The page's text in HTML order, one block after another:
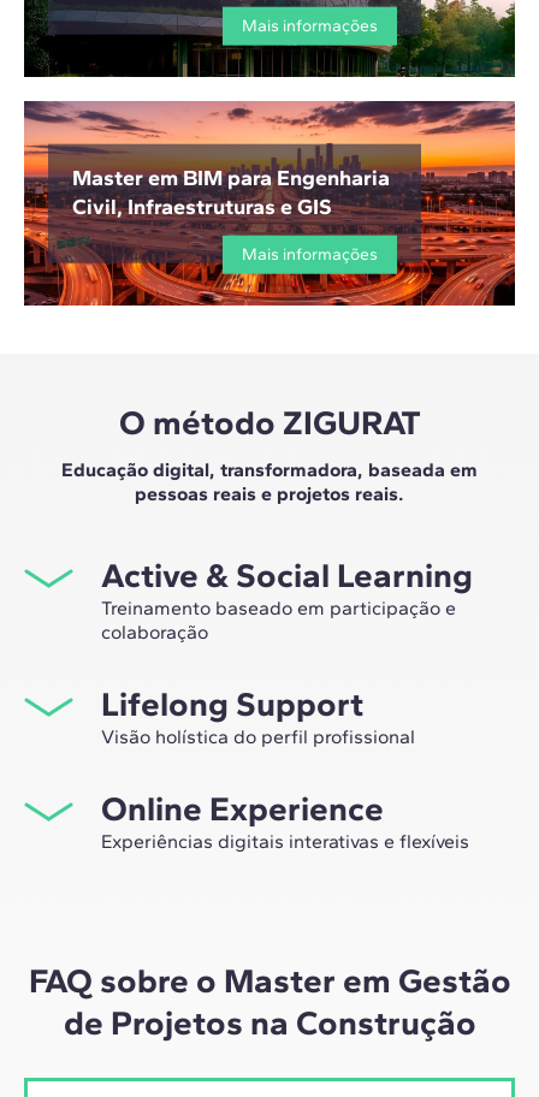
Mais informações
Master em BIM para Engenharia
Civil, Infraestruturas e GIS
Mais informações
O método ZIGURAT
Educação digital, transformadora, baseada em
pessoas reais e projetos reais.
Active & Social Learning
Treinamento baseado em participação e
colaboração
própria rede profissional, mas também ter a
oportunidade única de participar de grupos de
trabalho selecionados, assessorados pela experiência
e construção.
Lifelong Support
Visão holística do perfil profissional
master, nós lhe acompanhamos para que você tenha
uma visão crítica e 360º do seu futuro como
especialista no setor.
Online Experience
Experiências digitais interativas e flexíveis
híbrido dos profissionais de hoje.
FAQ sobre o Master em Gestão
de Projetos na Construção